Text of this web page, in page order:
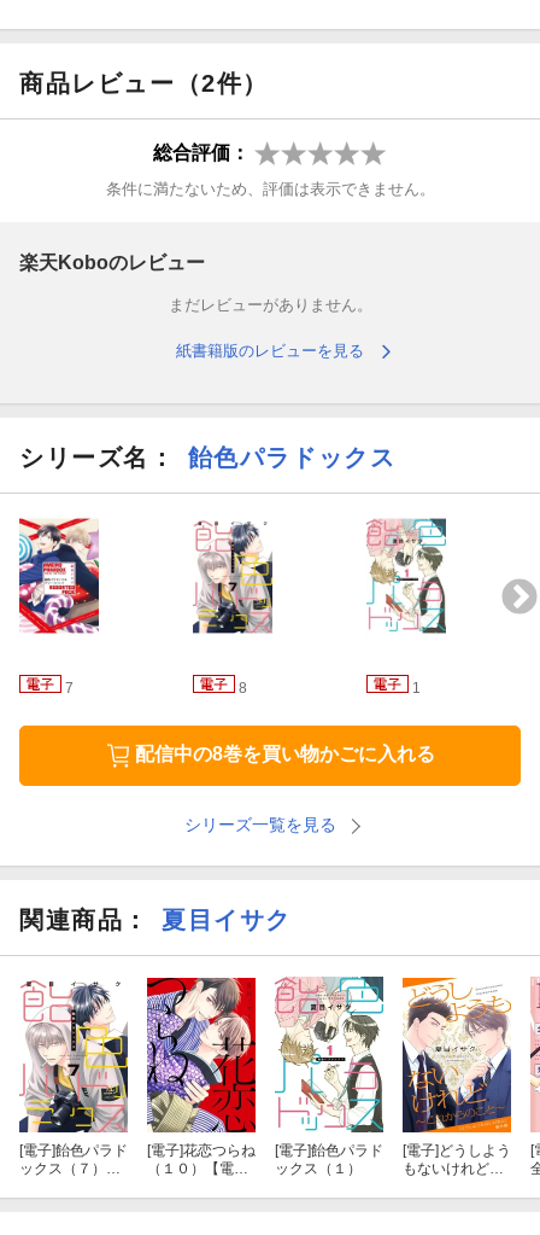
商品レビュー（2件）
総合評価：
条件に満たないため、評価は表示できません。
楽天Koboのレビュー
まだレビューがありません。
紙書籍版のレビューを見る
シリーズ名： 飴色パラドックス
7 8 1
配信中の8巻を買い物かごに入れる
シリーズ一覧を見る
関連商品 ： 夏目イサク
[電子]飴色パラド
ックス（７）
[電子]花恋つらね
（１０）【電子
[電子]飴色パラド
ックス（１）
[電子] どうしよう
もないけれど〜
[